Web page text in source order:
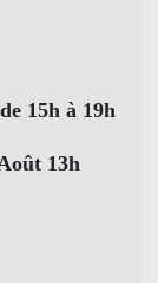
15h à 19h
13h